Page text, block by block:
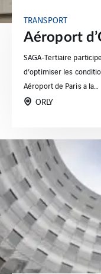
TRANSPORT
Aéroport
SAGA-Tertiaire
d’optimiser les
Aéroport de Paris a la…
ORLY